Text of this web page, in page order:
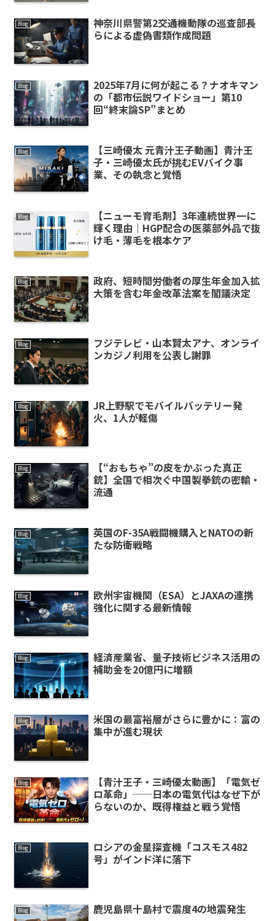
Blog
神奈川県警第2交通機動隊の巡査部長
らによる虚偽書類作成問題
Blog
2025年7月に何が起こる？ナオキマン
の「都市伝説ワイドショー」第10
回“終末論SP”まとめ
Blog
【三崎優太 元青汁王子動画】青汁王
子・三崎優太氏が挑むEVバイク事
業、その執念と覚悟
Blog
【ニューモ育毛剤】3年連続世界一に
輝く理由｜HGP配合の医薬部外品で抜
け毛・薄毛を根本ケア
Blog
政府、短時間労働者の厚生年金加入拡
大策を含む年金改革法案を閣議決定
Blog
フジテレビ・山本賢太アナ、オンライ
ンカジノ利用を公表し謝罪
Blog
JR上野駅でモバイルバッテリー発
火、1人が軽傷
Blog
【“おもちゃ”の皮をかぶった真正
銃】全国で相次ぐ中国製拳銃の密輸・
流通
Blog
英国のF-35A戦闘機購入とNATOの新
たな防衛戦略
Blog
欧州宇宙機関（ESA）とJAXAの連携
強化に関する最新情報
Blog
経済産業省、量子技術ビジネス活用の
補助金を20億円に増額
Blog
米国の最富裕層がさらに豊かに：富の
集中が進む現状
Blog
【青汁王子・三崎優太動画】「電気ゼ
ロ革命」──日本の電気代はなぜ下が
らないのか、既得権益と戦う覚悟
Blog
ロシアの金星探査機「コスモス482
号」がインド洋に落下
Blog 鹿児島県十島村で震度4の地震発生